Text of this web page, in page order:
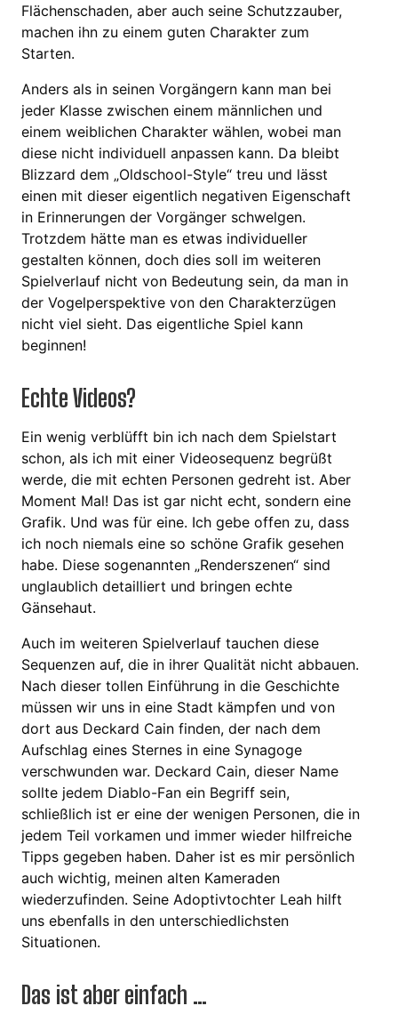
Flächenschaden, aber auch seine Schutzzauber,
machen ihn zu einem guten Charakter zum
Starten.
Anders als in seinen Vorgängern kann man bei
jeder Klasse zwischen einem männlichen und
einem weiblichen Charakter wählen, wobei man
diese nicht individuell anpassen kann. Da bleibt
Blizzard dem „Oldschool-Style“ treu und lässt
einen mit dieser eigentlich negativen Eigenschaft
in Erinnerungen der Vorgänger schwelgen.
Trotzdem hätte man es etwas individueller
gestalten können, doch dies soll im weiteren
Spielverlauf nicht von Bedeutung sein, da man in
der Vogelperspektive von den Charakterzügen
nicht viel sieht. Das eigentliche Spiel kann
beginnen!
Echte Videos?
Ein wenig verblüfft bin ich nach dem Spielstart
schon, als ich mit einer Videosequenz begrüßt
werde, die mit echten Personen gedreht ist. Aber
Moment Mal! Das ist gar nicht echt, sondern eine
Grafik. Und was für eine. Ich gebe offen zu, dass
ich noch niemals eine so schöne Grafik gesehen
habe. Diese sogenannten „Renderszenen“ sind
unglaublich detailliert und bringen echte
Gänsehaut.
Auch im weiteren Spielverlauf tauchen diese
Sequenzen auf, die in ihrer Qualität nicht abbauen.
Nach dieser tollen Einführung in die Geschichte
müssen wir uns in eine Stadt kämpfen und von
dort aus Deckard Cain finden, der nach dem
Aufschlag eines Sternes in eine Synagoge
verschwunden war. Deckard Cain, dieser Name
sollte jedem Diablo-Fan ein Begriff sein,
schließlich ist er eine der wenigen Personen, die in
jedem Teil vorkamen und immer wieder hilfreiche
Tipps gegeben haben. Daher ist es mir persönlich
auch wichtig, meinen alten Kameraden
wiederzufinden. Seine Adoptivtochter Leah hilft
uns ebenfalls in den unterschiedlichsten
Situationen.
Das ist aber einfach …